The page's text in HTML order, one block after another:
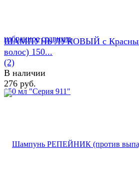
избранное сравнить
ШАМПУНЬ ЛУКОВЫЙ с Красным
волос) 150...
(2)
В наличии
276 руб.